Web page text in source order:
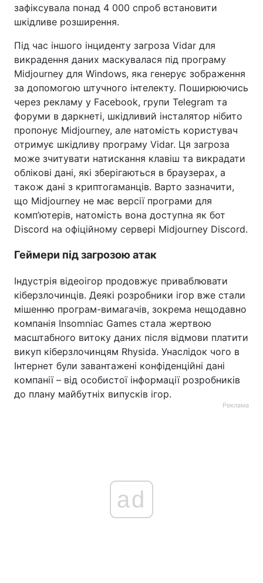
зафіксувала понад 4 000 спроб встановити
шкідливе розширення.
Під час іншого інциденту загроза Vidar для
викрадення даних маскувалася під програму
Midjourney для Windows, яка генерує зображення
за допомогою штучного інтелекту. Поширюючись
через рекламу у Facebook, групи Telegram та
форуми в даркнеті, шкідливий інсталятор нібито
пропонує Midjourney, але натомість користувач
отримує шкідливу програму Vidar. Ця загроза
може зчитувати натискання клавіш та викрадати
облікові дані, які зберігаються в браузерах, а
також дані з криптогаманців. Варто зазначити,
що Midjourney не має версії програми для
комп’ютерів, натомість вона доступна як бот
Discord на офіційному сервері Midjourney Discord.
Геймери під загрозою атак
Індустрія відеоігор продовжує приваблювати
кіберзлочинців. Деякі розробники ігор вже стали
мішенню програм-вимагачів, зокрема нещодавно
компанія Insomniac Games стала жертвою
масштабного витоку даних після відмови платити
викуп кіберзлочинцям Rhysida. Унаслідок чого в
Інтернет були завантажені конфіденційні дані
компанії – від особистої інформації розробників
до плану майбутніх випусків ігор.
Реклама
ad